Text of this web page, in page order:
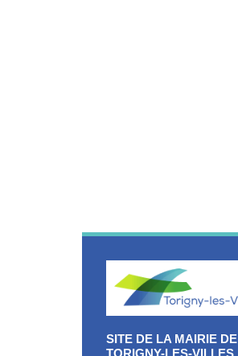
SITE DE LA MAIRIE DE
TORIGNY-LES-VILLES